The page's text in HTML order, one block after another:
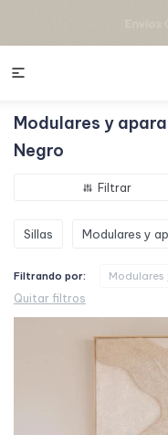

Modulares y
Negro
Sillas Modulares y
Filtrando por: Modulares
Quitar filtros